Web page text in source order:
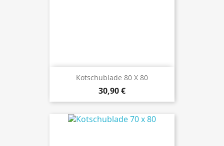
Kotschublade 80 X 80
Preis
30,90 €